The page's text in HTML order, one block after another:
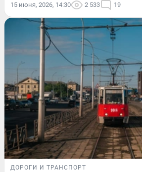
15 июня, 2026, 14:30 2 533 19
ДОРОГИ И ТРАНСПОРТ